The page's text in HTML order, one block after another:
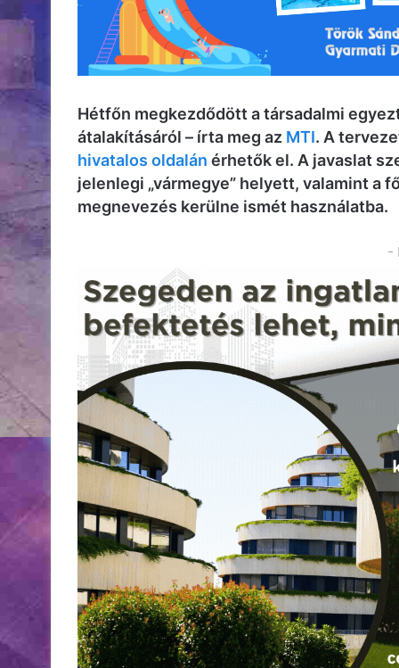
Hétfőn megkezdődött a társadalmi
átalakításáról – írta meg az MTI. A
hivatalos oldalán érhetők el. A javaslat
jelenlegi „vármegye” helyett, valamint a
megnevezés kerülne ismét használatba.
-